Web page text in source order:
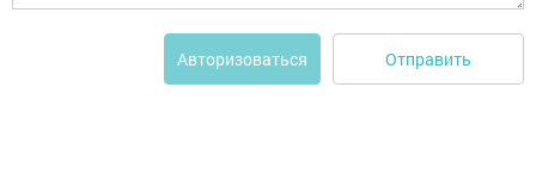
Авторизоваться Отправить